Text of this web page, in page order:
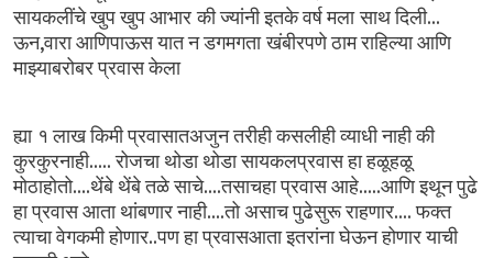
सायकलींचे खुप खुप आभार की ज्यांनी इतके वर्ष मला साथ दिली...
ऊन,वारा आणिपाऊस यात न डगमगता खंबीरपणे ठाम राहिल्या आणि
माझ्याबरोबर प्रवास केला
ह्या १ लाख किमी प्रवासातअजुन तरीही कसलीही व्याधी नाही की
कुरकुरनाही.....रोजचा थोडा थोडा सायकलप्रवास हा हळूहळू
मोठाहोतो....थेंबे थेंबे तळे साचे....तसाचहा प्रवास आहे.....आणि इथून पुढे
हा प्रवास आता थांबणार नाही....तो असाच पुढेसुरू राहणार....फक्त
त्याचा वेगकमी होणार..पण हा प्रवासआता इतरांना घेऊन होणार याची